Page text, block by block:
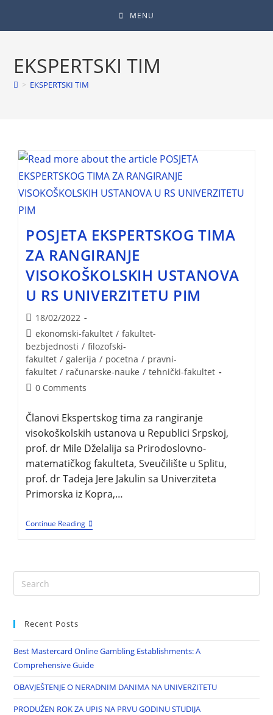
MENU
EKSPERTSKI TIM
> EKSPERTSKI TIM
POSJETA EKSPERTSKOG TIMA
ZA RANGIRANJE
VISOKOŠKOLSKIH USTANOVA
U RS UNIVERZITETU PIM
18/02/2022
ekonomski-fakultet / fakultet-
bezbjednosti / filozofski-
fakultet / galerija / pocetna / pravni-
fakultet / računarske-nauke / tehnički-fakultet
0 Comments
Članovi Ekspertskog tima za rangiranje
visokoškolskih ustanova u Republici Srpskoj,
prof. dr Mile Dželalija sa Prirodoslovno-
matematičkog fakulteta, Sveučilište u Splitu,
prof. dr Tadeja Jere Jakulin sa Univerziteta
Primorska iz Kopra,…
Continue Reading
Recent Posts
Best Mastercard Online Gambling Establishments: A
Comprehensive Guide
OBAVJEŠTENJE O NERADNIM DANIMA NA UNIVERZITETU
PRODUŽEN ROK ZA UPIS NA PRVU GODINU STUDIJA